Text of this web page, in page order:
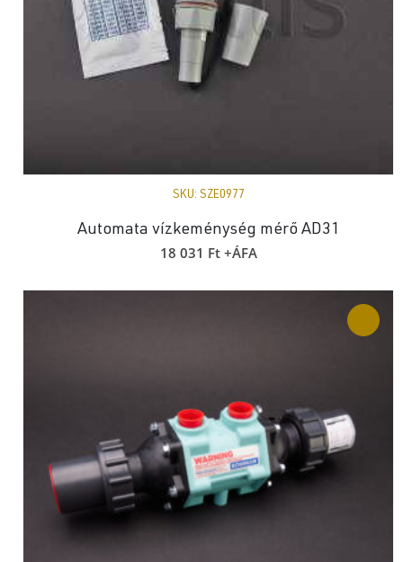
SKU: SZE0977
Automata vízkeménység mérő AD31
18 031 Ft+ÁFA